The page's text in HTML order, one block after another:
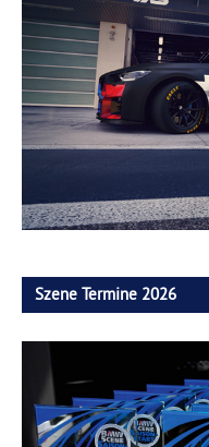
Szene Termine 2026